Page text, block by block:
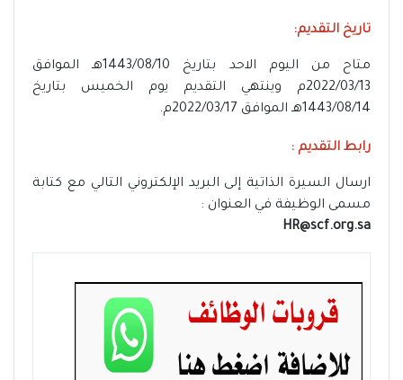
تاريخ التقديم:
متاح من اليوم الاحد بتاريخ 1443/08/10هـ الموافق
2022/03/13م وينتهي التقديم يوم الخميس بتاريخ
1443/08/14هـ الموافق 2022/03/17م.
رابط التقديم :
ارسال السيرة الذاتية إلى البريد الإلكتروني التالي مع كتابة
مسمى الوظيفة في العنوان :
HR@scf.org.sa